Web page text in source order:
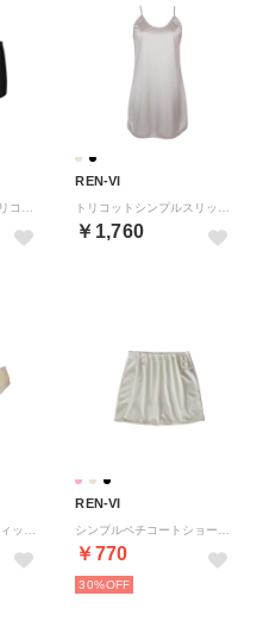
REN-VI
￥1,760
REN-VI
￥770
30%